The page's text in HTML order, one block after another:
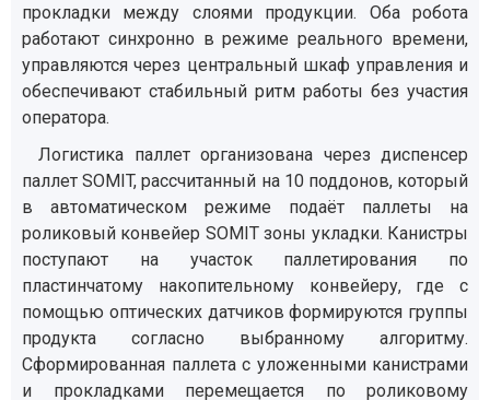
прокладки между слоями продукции. Оба робота
работают синхронно в режиме реального времени,
управляются через центральный шкаф управления и
обеспечивают стабильный ритм работы без участия
оператора.
Логистика паллет организована через диспенсер
паллет SOMIT, рассчитанный на 10 поддонов, который
в автоматическом режиме подаёт паллеты на
роликовый конвейер SOMIT зоны укладки. Канистры
поступают на участок паллетирования по
пластинчатому накопительному конвейеру, где с
помощью оптических датчиков формируются группы
продукта согласно выбранному алгоритму.
Сформированная паллета с уложенными канистрами
и прокладками перемещается по роликовому